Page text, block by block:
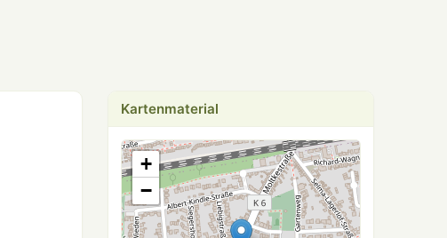
Kartenmaterial
+
−